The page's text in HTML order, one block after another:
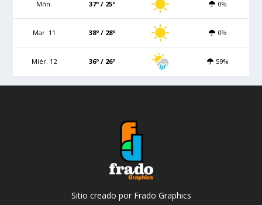
Mñn. 37º / 25º 0%
Mar. 11 38º / 28º 0%
Miér. 12 36º / 26º 59%
Sitio creado por Frado Graphics